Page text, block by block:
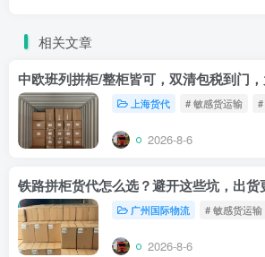
相关文章
上海货代 # 敏感货运输
2026-8-6
铁路拼柜货代怎么选？避开这些坑，出货
广州国际物流 # 敏感货运输
2026-8-6